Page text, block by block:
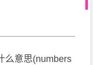
么意思(numbers